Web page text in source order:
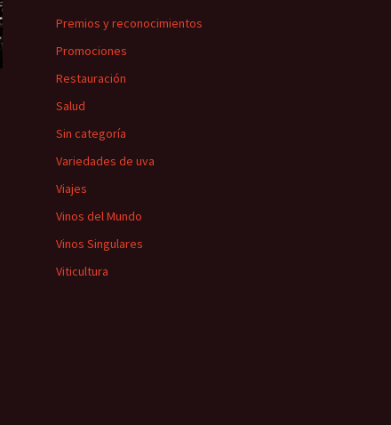
Premios y reconocimientos
Promociones
Restauración
Salud
Sin categoría
Variedades de uva
Viajes
Vinos del Mundo
Vinos Singulares
Viticultura